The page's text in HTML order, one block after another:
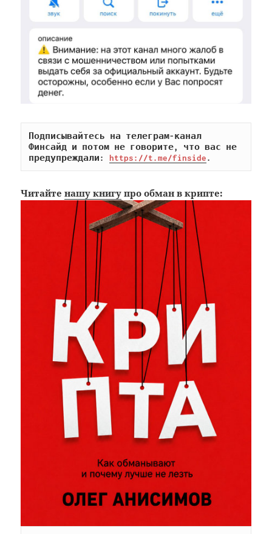
Подписывайтесь на телеграм-канал
Финсайд и потом не говорите, что вас не
предупреждали: https://t.me/finside.
Читайтенашу книгу про обман в крипте: